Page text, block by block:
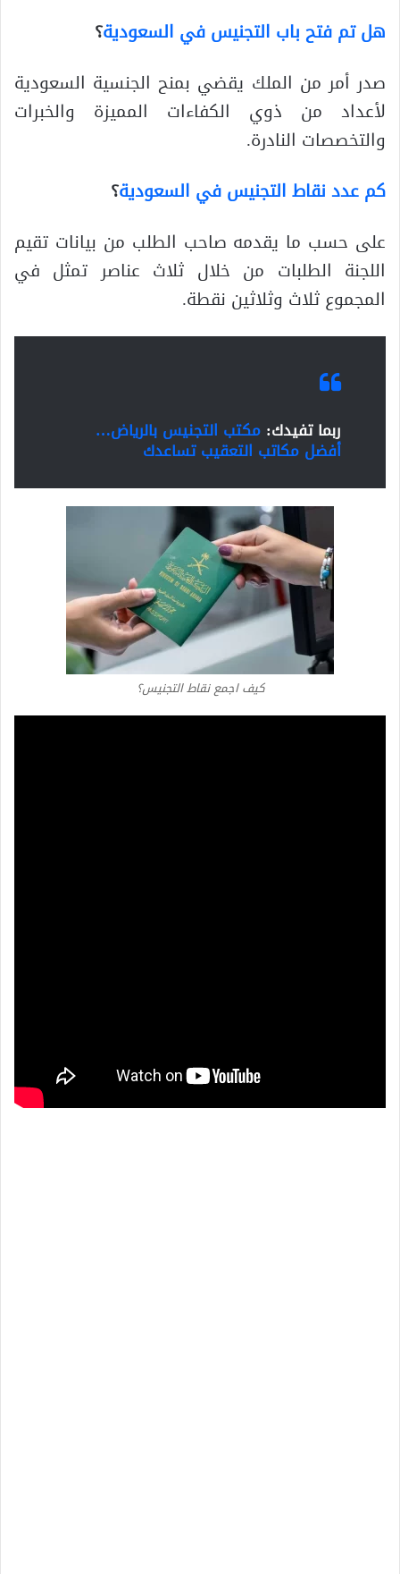
هل تم فتح باب التجنيس في السعودية؟
صدر أمر من الملك يقضي بمنح الجنسية السعودية
لأعداد من ذوي الكفاءات المميزة والخبرات
والتخصصات النادرة.
كم عدد نقاط التجنيس في السعودية؟
على حسب ما يقدمه صاحب الطلب من بيانات تقيم
اللجنة الطلبات من خلال ثلاث عناصر تمثل في
المجموع ثلاث وثلاثين نقطة.
ربما تفيدك: مكتب التجنيس بالرياض…
أفضل مكاتب التعقيب تساعدك
كيف اجمع نقاط التجنيس؟